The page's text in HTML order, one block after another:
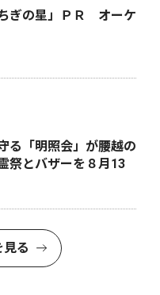
ぎの星」ＰＲ オーケ
る「明照会」が腰越の
祭とバザーを８月13
見る